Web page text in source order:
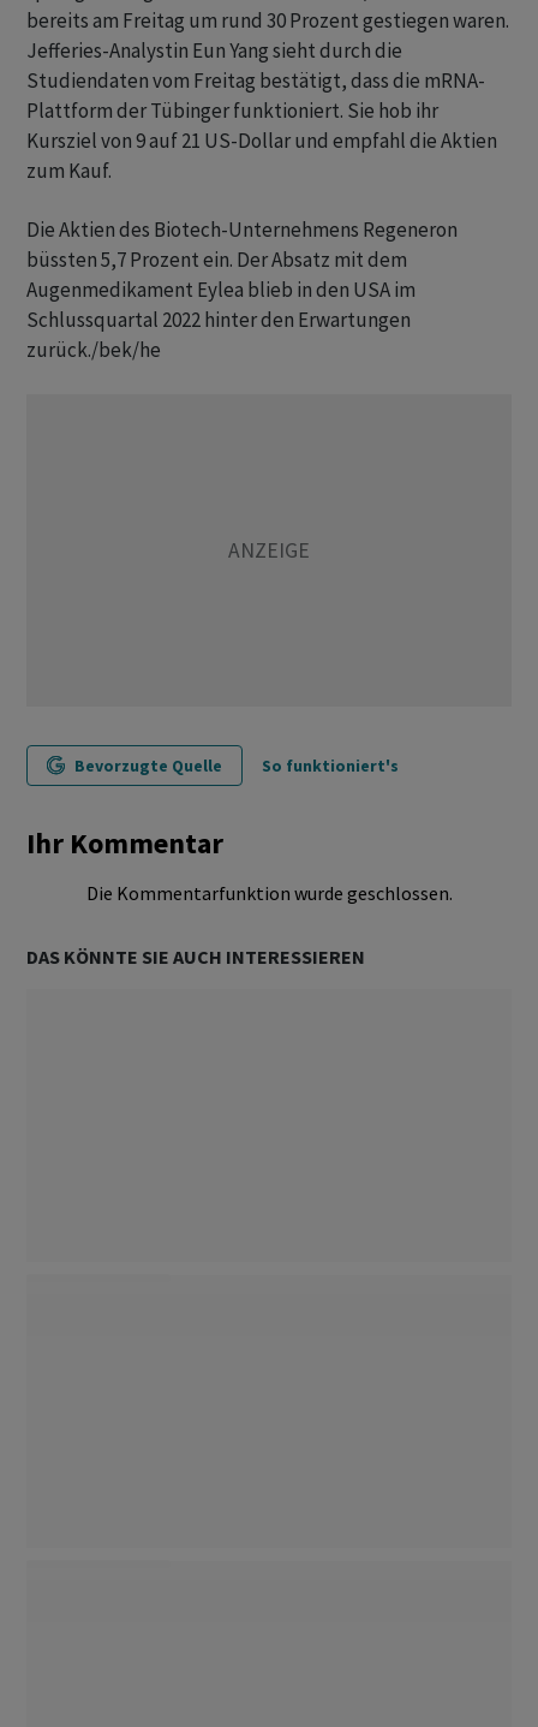
bereits am Freitag um rund 30 Prozent gestiegen waren.
Jefferies-Analystin Eun Yang sieht durch die
Studiendaten vom Freitag bestätigt, dass die mRNA-
Plattform der Tübinger funktioniert. Sie hob ihr
Kursziel von 9 auf 21 US-Dollar und empfahl die Aktien
zum Kauf.
Die Aktien des Biotech-Unternehmens Regeneron
büssten 5,7 Prozent ein. Der Absatz mit dem
Augenmedikament Eylea blieb in den USA im
Schlussquartal 2022 hinter den Erwartungen
zurück./bek/he
Bevorzugte Quelle So funktioniert's
Ihr Kommentar
Die Kommentarfunktion wurde geschlossen.
DAS KÖNNTE SIE AUCH INTERESSIEREN